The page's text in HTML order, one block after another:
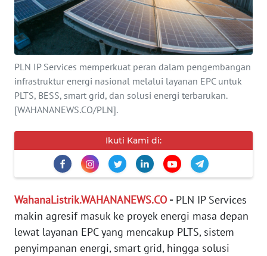
PLN IP Services memperkuat peran dalam pengembangan
infrastruktur energi nasional melalui layanan EPC untuk
PLTS, BESS, smart grid, dan solusi energi terbarukan.
[WAHANANEWS.CO/PLN].
Ikuti Kami di:
WahanaListrik.WAHANANEWS.CO -PLN IP Services
makin agresif masuk ke proyek energi masa depan
lewat layanan EPC yang mencakup PLTS, sistem
penyimpanan energi, smart grid, hingga solusi
Informasi
INDEKS
BERITA
KONTAK
KAMI
INFO
IKLAN
PEDOMAN
MEDIA
SIBER